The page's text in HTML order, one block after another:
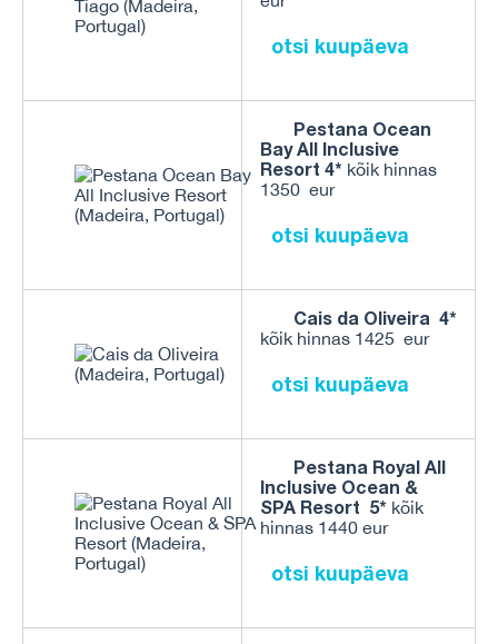
otsi kuupäeva
Pestana Ocean
Bay All Inclusive
Resort 4* kõik hinnas
1350 eur
otsi kuupäeva
Cais da Oliveira 4*
kõik hinnas 1425 eur
otsi kuupäeva
Pestana Royal All
Inclusive Ocean &
SPA Resort 5* kõik
hinnas 1440 eur
otsi kuupäeva